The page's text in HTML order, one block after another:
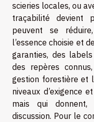
scieries locales, ou
traçabilité devient
peuvent se
l’essence choisie et
garanties, des
des repères
gestion forestière et
niveaux d’exigence
mais qui
discussion. Pour le